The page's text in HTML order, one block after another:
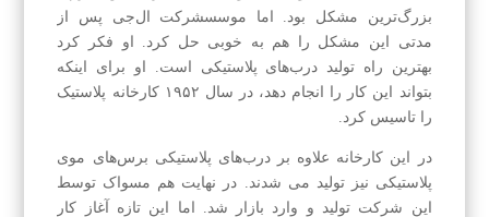
بزرگ‌ترین مشکل بود. اما موسسشرکت ال‌جی پس از
مدتی این مشکل را هم به خوبی حل کرد. او فکر کرد
بهترین راه تولید درب‌های پلاستیکی است. او برای اینکه
بتواند این کار را انجام دهد، در سال ۱۹۵۲ کارخانه پلاستیک
را تاسیس کرد.
در این کارخانه علاوه بر درب‌های پلاستیکی برس‌های موی
پلاستیکی نیز تولید می شدند. در نهایت هم مسواک توسط
این شرکت تولید و وارد بازار شد. اما این تازه آغاز کار